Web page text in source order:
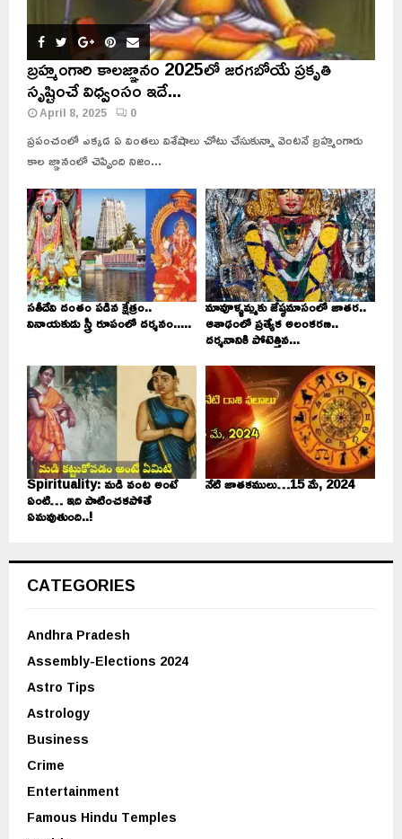
బ్రహ్మంగారి కాలజ్ఞానం 2025లో జరగబోయే ప్రకృతి
సృష్టించే విధ్వంసం ఇదే...
April 8, 2025 0
ప్రపంచంలో ఎక్కడ ఏ వింతలు విశేషాలు చోటు చేసుకున్నా వెంటనే బ్రహ్మంగారు
కాల జ్ఞానంలో చెప్పింది నిజం...
సతీదేవి దంతం పడిన క్షేత్రం..
వినాయకుడు స్త్రీ రూపంలో దర్శనం.....
మావూళ్ళమ్మకు జేష్ఠమాసంలో జాతర..
ఆశాఢంలో ప్రత్యేక అలంకరణ..
దర్శనానికి పోటెత్తిన...
Spirituality: మడి వంట అంటే
ఏంటి… ఇది పాటించకపోతే
ఏమవుతుంది..!
నేటి జాతకములు…15 మే, 2024
CATEGORIES
Andhra Pradesh
Assembly-Elections 2024
Astro Tips
Astrology
Business
Crime
Entertainment
Famous Hindu Temples